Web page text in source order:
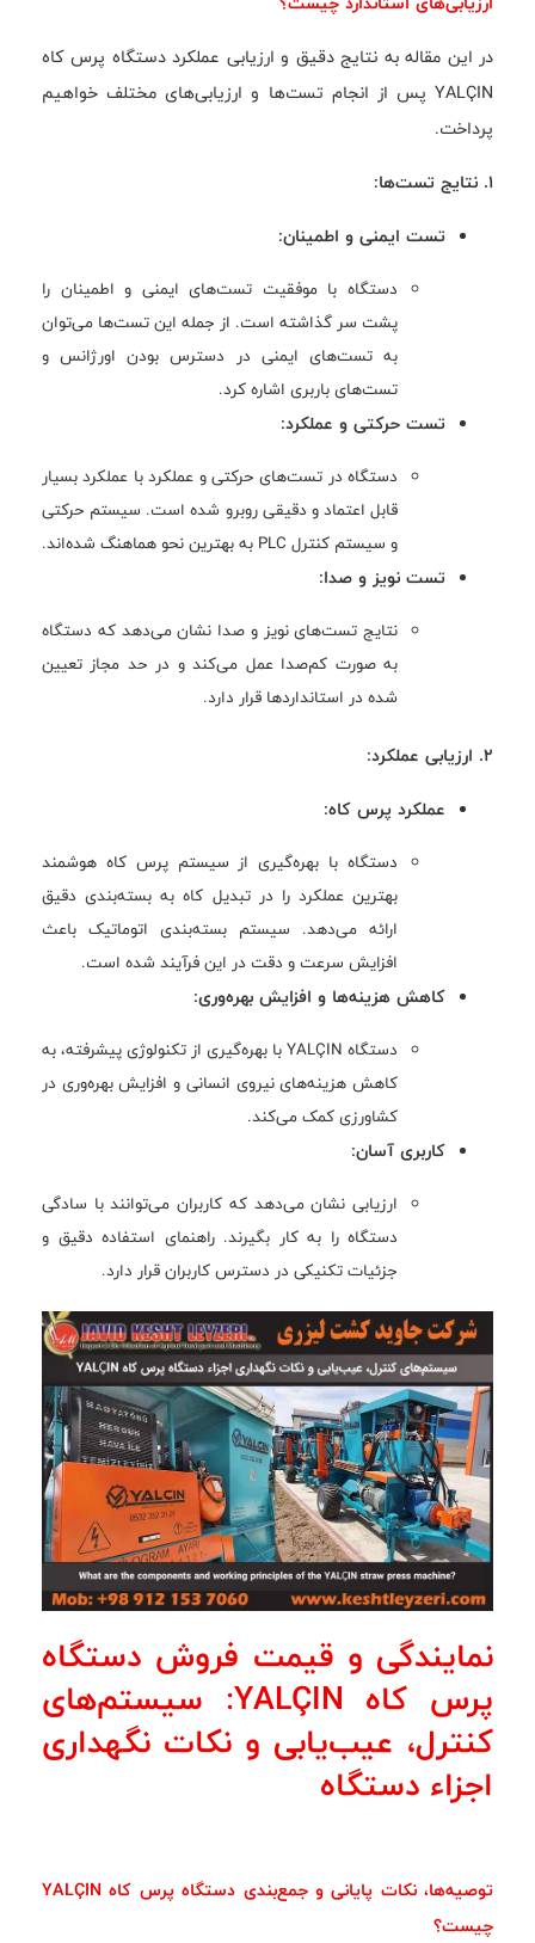
در این مقاله به نتایج دقیق و ارزیابی عملکرد دستگاه پرس کاه
YALÇIN پس از انجام تست‌ها و ارزیابی‌های مختلف خواهیم
پرداخت.
1. نتایج تست‌ها:
تست ایمنی و اطمینان:
دستگاه با موفقیت تست‌های ایمنی و اطمینان را
پشت سر گذاشته است. از جمله این تست‌ها می‌توان
به تست‌های ایمنی در دسترس بودن اورژانس و
تست‌های باربری اشاره کرد.
تست حرکتی و عملکرد:
دستگاه در تست‌های حرکتی و عملکرد با عملکرد بسیار
قابل اعتماد و دقیقی روبرو شده است. سیستم حرکتی
و سیستم کنترل PLC به بهترین نحو هماهنگ شده‌اند.
تست نویز و صدا:
نتایج تست‌های نویز و صدا نشان می‌دهد که دستگاه
به صورت کم‌صدا عمل می‌کند و در حد مجاز تعیین
شده در استانداردها قرار دارد.
2. ارزیابی عملکرد:
عملکرد پرس کاه:
دستگاه با بهره‌گیری از سیستم پرس کاه هوشمند
بهترین عملکرد را در تبدیل کاه به بسته‌بندی دقیق
ارائه می‌دهد. سیستم بسته‌بندی اتوماتیک باعث
افزایش سرعت و دقت در این فرآیند شده است.
کاهش هزینه‌ها و افزایش بهره‌وری:
دستگاه YALÇIN با بهره‌گیری از تکنولوژی پیشرفته، به
کاهش هزینه‌های نیروی انسانی و افزایش بهره‌وری در
کشاورزی کمک می‌کند.
کاربری آسان:
ارزیابی نشان می‌دهد که کاربران می‌توانند با سادگی
دستگاه را به کار بگیرند. راهنمای استفاده دقیق و
جزئیات تکنیکی در دسترس کاربران قرار دارد.
نمایندگی و قیمت فروش دستگاه
پرس کاه YALÇIN: سیستم‌های
کنترل، عیب‌یابی و نکات نگهداری
اجزاء دستگاه
توصیه‌ها، نکات پایانی و جمع‌بندی دستگاه پرس کاه YALÇIN
چیست؟